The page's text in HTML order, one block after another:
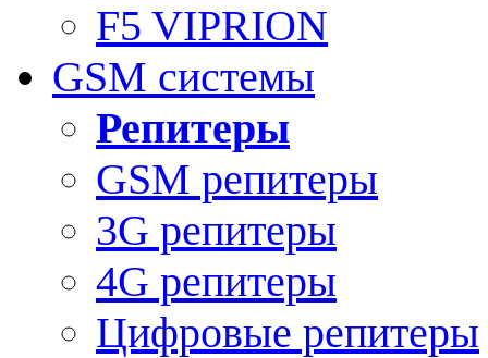
F5 VIPRION
GSM системы
Репитеры
GSM репитеры
3G репитеры
4G репитеры
Цифровые репитеры